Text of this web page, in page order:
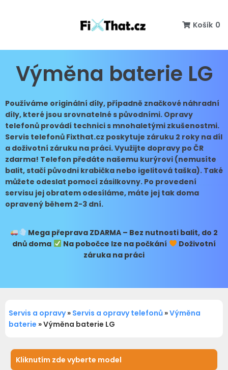
Košík 0
Výměna baterie LG
Používáme originální díly, případně značkové náhradní
díly, které jsou srovnatelné s původními. Opravy
telefonů provádí technici s mnohaletými zkušenostmi.
Servis telefonů Fixthat.cz poskytuje záruku 2 roky na díl
a doživotní záruku na práci. Využijte dopravy po ČR
zdarma! Telefon předáte našemu kurýrovi (nemusíte
balit, stačí původni krabička nebo igelitová taška). Také
můžete odeslat pomocí zásilkovny. Po provedení
servisu jej obratem odesíláme, máte jej tak doma
opravený během 2-3 dní.
Mega přepravaZDARMA – Bez nutnosti balit, do 2
dnů doma
Na pobočce lze na počkání
Doživotní
záruka na práci
Servis a opravy» Servis a opravy telefonů »Výměna
baterie »Výměna baterie LG